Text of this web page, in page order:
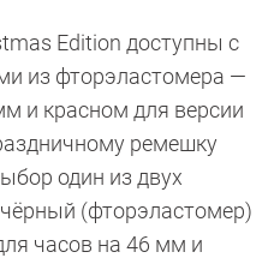
Edition доступны с
из фторэластомера —
и красном для версии
ремешку
один из двух
(фторэластомер)
часов на 46 мм и